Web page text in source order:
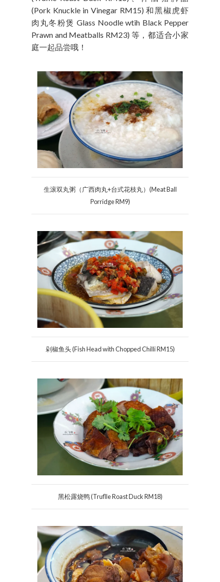
(Pork Knuckle in Vinegar RM15) 和黑椒虎虾
肉丸冬粉煲 Glass Noodle wtih Black Pepper
Prawn and Meatballs RM23) 等，都适合小家
庭一起品尝哦！
生滚双丸粥（广西肉丸+台式花枝丸）(Meat Ball
Porridge RM9)
剁椒鱼头 (Fish Head with Chopped Chilli RM15)
黑松露烧鸭 (Truflle Roast Duck RM18)